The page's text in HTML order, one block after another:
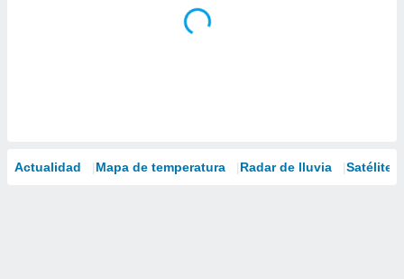
Actualidad Mapa de temperatura Radar de lluvia Satélites